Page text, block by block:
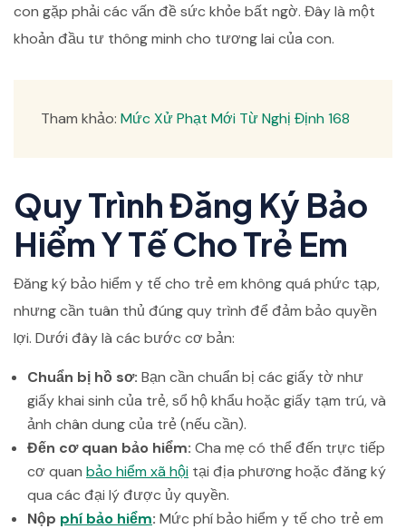
con gặp phải các vấn đề sức khỏe bất ngờ. Đây là một
khoản đầu tư thông minh cho tương lai của con.
Tham khảo: Mức Xử Phạt Mới Từ Nghị Định 168
Quy Trình Đăng Ký Bảo
Hiểm Y Tế Cho Trẻ Em
Đăng ký bảo hiểm y tế cho trẻ em không quá phức tạp,
nhưng cần tuân thủ đúng quy trình để đảm bảo quyền
lợi. Dưới đây là các bước cơ bản:
Chuẩn bị hồ sơ: Bạn cần chuẩn bị các giấy tờ như
giấy khai sinh của trẻ, sổ hộ khẩu hoặc giấy tạm trú, và
ảnh chân dung của trẻ (nếu cần).
Đến cơ quan bảo hiểm: Cha mẹ có thể đến trực tiếp
cơ quan bảo hiểm xã hội tại địa phương hoặc đăng ký
qua các đại lý được ủy quyền.
Nộp phí bảo hiểm: Mức phí bảo hiểm y tế cho trẻ em